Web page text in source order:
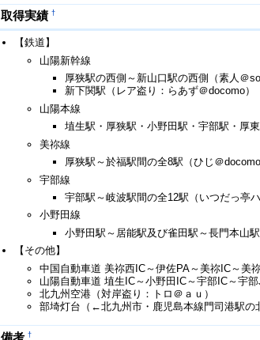
取得実績 †
【鉄道】
山陽新幹線
厚狭駅の西側～新山口駅の西側（素人＠
新下関駅（レア盗り：らあず＠docomo）
山陽本線
埴生駅・厚狭駅・小野田駅・宇部駅・厚
美祢線
厚狭駅～於福駅間の全8駅（ひじ＠docomo
宇部線
宇部駅～岐波駅間の全12駅（いつだっ亭
小野田線
小野田駅～居能駅及び雀田駅～長門本山
【その他】
中国自動車道 美祢西IC～伊佐PA～美祢IC～美
山陽自動車道 埴生IC～小野田IC～宇部IC～宇
北九州空港（対岸盗り：トロ＠ａｕ）
部埼灯台（←北九州市・鹿児島本線門司港駅
備考 †